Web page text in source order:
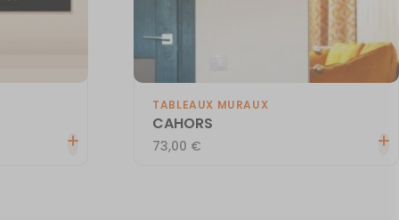
TABLEAUX MURAUX
CAHORS
73,00 €